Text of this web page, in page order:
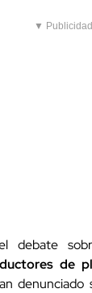
▼ Publicidad
debate
de